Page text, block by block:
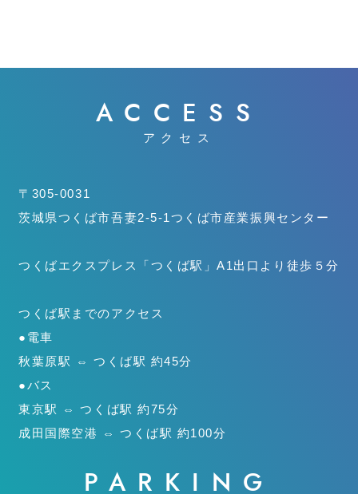
ACCESS
アクセス
〒305-0031
茨城県つくば市吾妻2-5-1つくば市産業振興センター
つくばエクスプレス「つくば駅」A1出口より徒歩５分
つくば駅までのアクセス
●電車
秋葉原駅 ⇔ つくば駅 約45分
●バス
東京駅 ⇔ つくば駅 約75分
成田国際空港 ⇔ つくば駅 約100分
PARKING